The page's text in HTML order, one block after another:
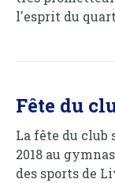
l'esprit du
Fête du
La fête du club
2018 au
des sports de